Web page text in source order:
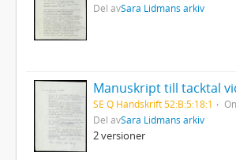
Del avSara Lidmans arkiv
SE Q Handskrift 52:B:5:18:1
Del avSara Lidmans arkiv
2 versioner